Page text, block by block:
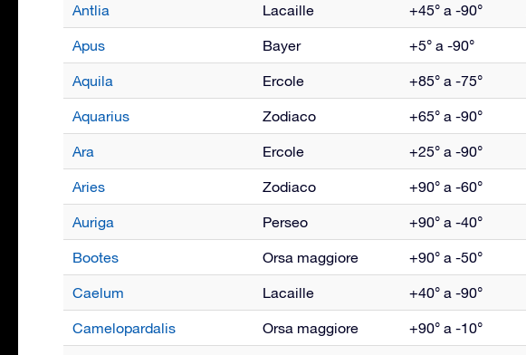
Antlia Lacaille +45° a -90°
Apus Bayer +5° a -90°
Aquila Ercole +85° a -75°
Aquarius Zodiaco +65° a -90°
Ara Ercole +25° a -90°
Aries Zodiaco +90° a -60°
Auriga Perseo +90° a -40°
Bootes Orsa maggiore +90° a -50°
Caelum Lacaille +40° a -90°
Camelopardalis Orsa maggiore +90° a -10°